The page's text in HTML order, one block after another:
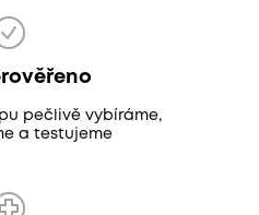
pečlivě vybíráme,
a testujeme